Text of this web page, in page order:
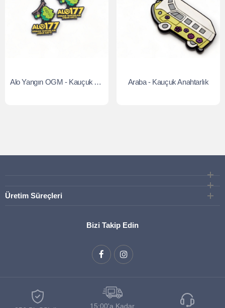
Alo Yangın OGM - Kauçuk Anahtarlık Araba - Kauçuk Anahtarlık
Üretim Süreçleri
Bizi Takip Edin
15:00'a Kadar